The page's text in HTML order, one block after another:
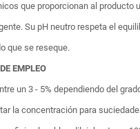
que proporcionan al producto
Su pH neutro respeta el
que se reseque.
EMPLEO
un 3 - 5% dependiendo del
la concentración para